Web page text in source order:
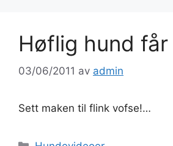
Høflig hund
03/06/2011 av admin
Sett maken til flink vofse!…
Kategorier